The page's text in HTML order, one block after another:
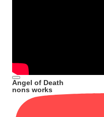
Angel of Death
nons works